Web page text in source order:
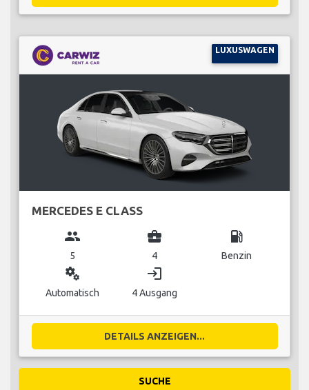
LUXUSWAGEN
MERCEDES E CLASS
group
5
business_center
4
local_gas_station
Benzin
miscellaneous_services
Automatisch
login
4 Ausgang
DETAILS ANZEIGEN...
SUCHE